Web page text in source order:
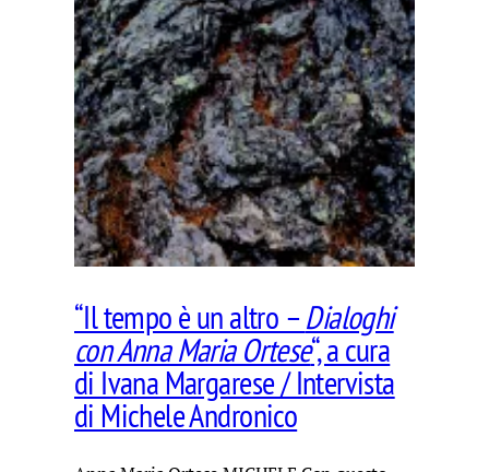
“Il tempo è un altro –Dialoghi
con Anna Maria Ortese“, a cura
di Ivana Margarese / Intervista
di Michele Andronico